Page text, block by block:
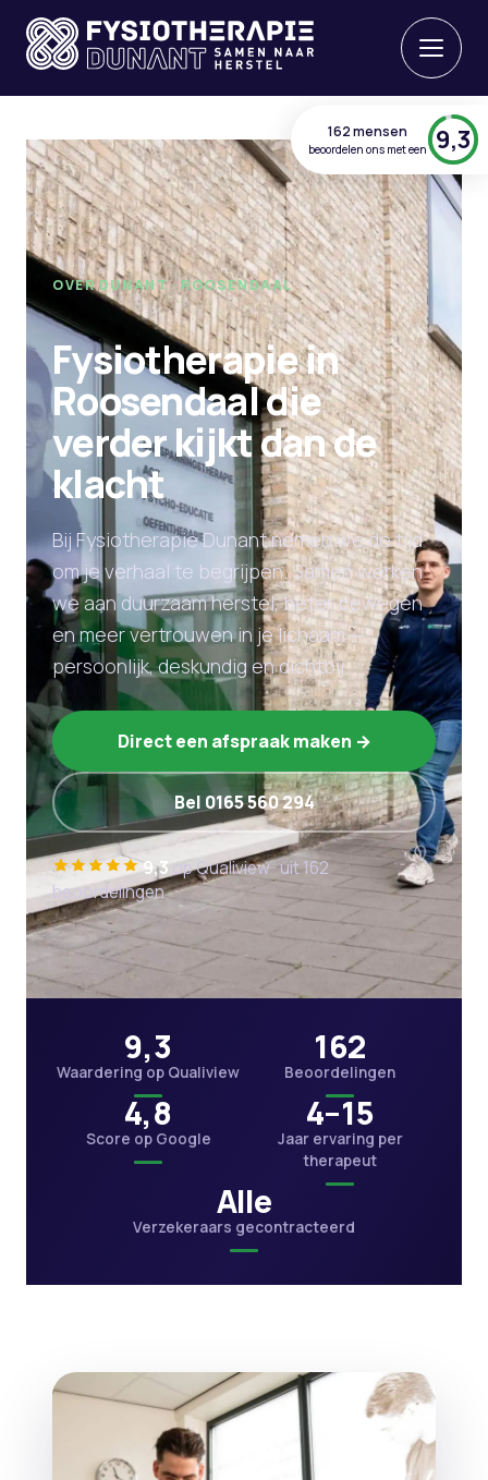
162 mensen
beoordelen ons met een 9,3
OVER DUNANT · ROOSENDAAL
Fysiotherapie in
Roosendaal die
verder kijkt dan de
klacht
Bij Fysiotherapie Dunant nemen we de tijd
om je verhaal te begrijpen. Samen werken
we aan duurzaam herstel, beter bewegen
en meer vertrouwen in je lichaam —
persoonlijk, deskundig en dichtbij.
Direct een afspraak maken →
Bel 0165 560 294
9,3op Qualiview · uit 162
beoordelingen
9,3
Waardering op Qualiview
162
Beoordelingen
4,8
Score op Google
4–15
Jaar ervaring per
therapeut
Alle
Verzekeraars gecontracteerd